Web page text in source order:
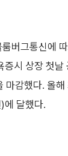
버그통신에
증시 상장 첫
마감했다. 올
에 달했다.